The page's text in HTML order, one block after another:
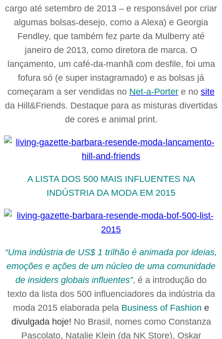
cargo até setembro de 2013 – e responsável por criar
algumas bolsas-desejo, como a Alexa) e Georgia
Fendley, que também fez parte da Mulberry até
janeiro de 2013, como diretora de marca. O
lançamento, um café-da-manhã com desfile, foi uma
fofura só (e super instagramado) e as bolsas já
começaram a ser vendidas no Net-a-Porter e no site
da Hill&Friends. Destaque para as misturas divertidas
de cores e animal print.
A LISTA DOS 500 MAIS INFLUENTES NA
INDÚSTRIA DA MODA EM 2015
“Uma indústria de US$ 1 trilhão é animada por ideias,
emoções e ações de um núcleo de uma comunidade
de insiders globais influentes”, é a introdução do
texto da lista dos 500 influenciadores da indústria da
moda 2015 elaborada pela Business of Fashion e
divulgada hoje! No Brasil, nomes como Constanza
Pascolato, Natalie Klein (da NK Store), Oskar